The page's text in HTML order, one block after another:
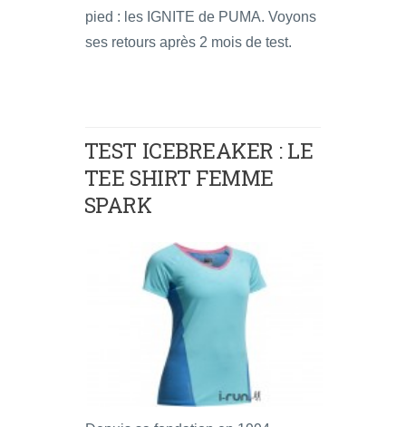
pied : les IGNITE de PUMA. Voyons
ses retours après 2 mois de test.
TEST ICEBREAKER : LE
TEE SHIRT FEMME
SPARK